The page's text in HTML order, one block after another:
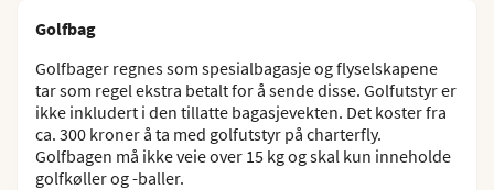
Golfbag
Golfbager regnes som spesialbagasje og flyselskapene
tar som regel ekstra betalt for å sende disse. Golfutstyr er
ikke inkludert i den tillatte bagasjevekten. Det koster fra
ca. 300 kroner å ta med golfutstyr på charterfly.
Golfbagen må ikke veie over 15 kg og skal kun inneholde
golfkøller og -baller.